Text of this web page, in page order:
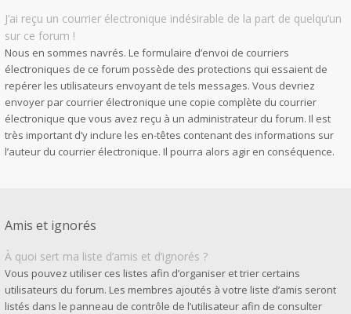
J’ai reçu un courrier électronique indésirable de la part de quelqu’un
sur ce forum !
Nous en sommes navrés. Le formulaire d’envoi de courriers
électroniques de ce forum possède des protections qui essaient de
repérer les utilisateurs envoyant de tels messages. Vous devriez
envoyer par courrier électronique une copie complète du courrier
électronique que vous avez reçu à un administrateur du forum. Il est
très important d’y inclure les en-têtes contenant des informations sur
l’auteur du courrier électronique. Il pourra alors agir en conséquence.
Amis et ignorés
À quoi sert ma liste d’amis et d’ignorés ?
Vous pouvez utiliser ces listes afin d’organiser et trier certains
utilisateurs du forum. Les membres ajoutés à votre liste d’amis seront
listés dans le panneau de contrôle de l’utilisateur afin de consulter